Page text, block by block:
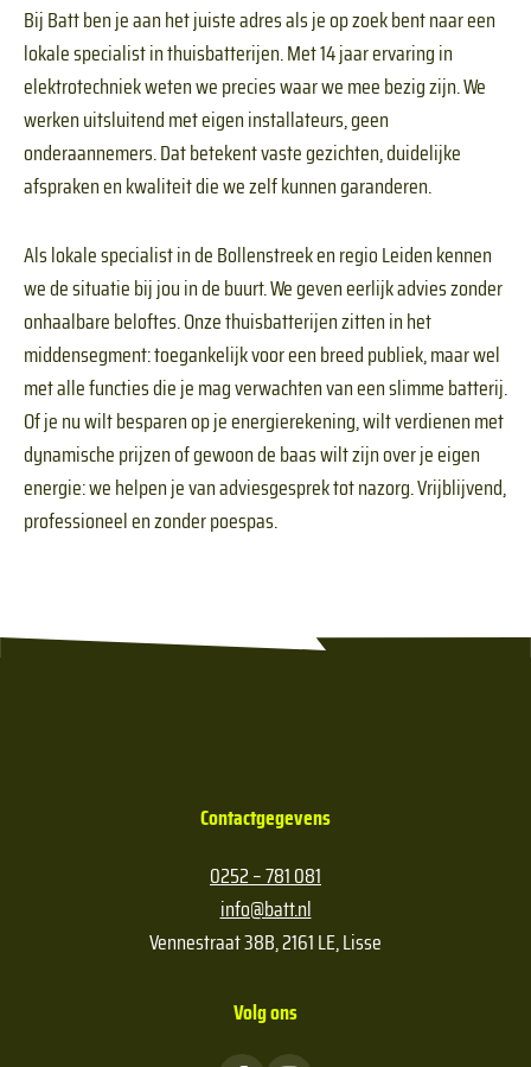
Bij Batt ben je aan het juiste adres als je op zoek bent naar een
lokale specialist in thuisbatterijen. Met 14 jaar ervaring in
elektrotechniek weten we precies waar we mee bezig zijn. We
werken uitsluitend met eigen installateurs, geen
onderaannemers. Dat betekent vaste gezichten, duidelijke
afspraken en kwaliteit die we zelf kunnen garanderen.
Als lokale specialist in de Bollenstreek en regio Leiden kennen
we de situatie bij jou in de buurt. We geven eerlijk advies zonder
onhaalbare beloftes. Onze thuisbatterijen zitten in het
middensegment: toegankelijk voor een breed publiek, maar wel
met alle functies die je mag verwachten van een slimme batterij.
Of je nu wilt besparen op je energierekening, wilt verdienen met
dynamische prijzen of gewoon de baas wilt zijn over je eigen
energie: we helpen je van adviesgesprek tot nazorg. Vrijblijvend,
professioneel en zonder poespas.
Contactgegevens
0252 – 781 081
info@batt.nl
Vennestraat 38B, 2161 LE, Lisse
Volg ons